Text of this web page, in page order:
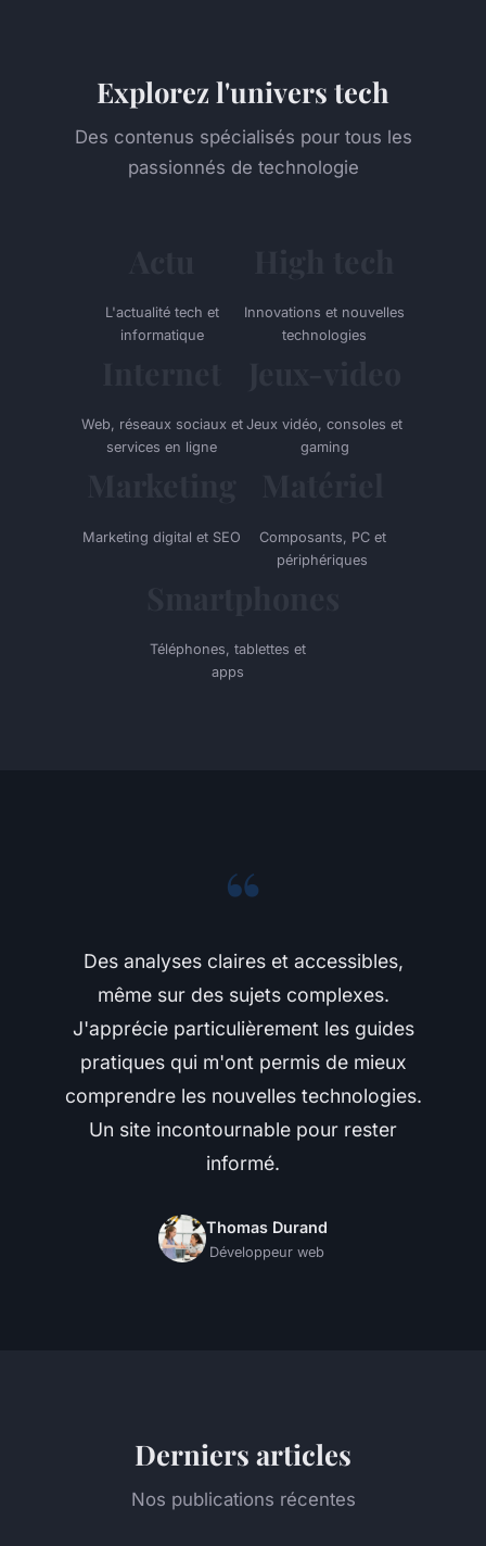
Explorez l'univers tech
Des contenus spécialisés pour tous les
passionnés de technologie
L'actualité tech et
informatique
Innovations et nouvelles
technologies
Web, réseaux sociaux et
services en ligne
Jeux vidéo, consoles et
gaming
Marketing digital et SEO
Composants, PC et
périphériques
Téléphones, tablettes et
apps
“
Des analyses claires et accessibles,
même sur des sujets complexes.
J'apprécie particulièrement les guides
pratiques qui m'ont permis de mieux
comprendre les nouvelles technologies.
Un site incontournable pour rester
informé.
Thomas Durand
Développeur web
Derniers articles
Nos publications récentes